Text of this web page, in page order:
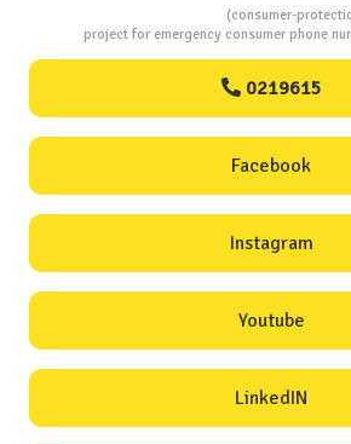
(consumer-
project for emergency consumer phone
0219615
Facebook
Instagram
Youtube
LinkedIN